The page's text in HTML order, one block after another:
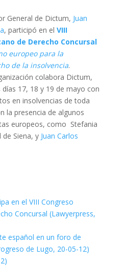
General de Dictum, Juan
, participó en el VIII
de Derecho Concursal
europeo para la
de la insolvencia.
colabora Dictum,
17, 18 y 19 de mayo con
en insolvencias de toda
la presencia de algunos
europeos, como Stefania
de Siena, y Juan Carlos
en el VIII Congreso
Concursal (Lawyerpress,
español en un foro de
de Lugo, 20-05-12)